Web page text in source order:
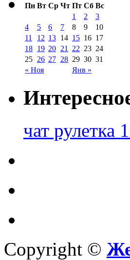
Пн Вт Ср Чт Пт Сб Вс
« Ноя Янв »
1 2
3
4
5 6 7 8 9
10
11
12 13 14 15 16 17
18 19 20 21 22 23 24
25 26 27 28 29 30 31
чат рулетка
Copyright ©